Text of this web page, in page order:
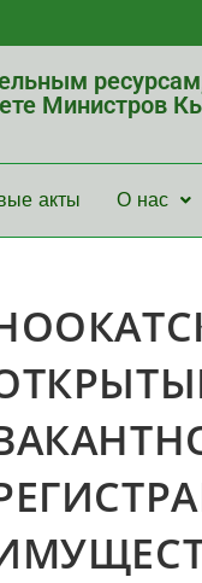
Министров
акты О нас